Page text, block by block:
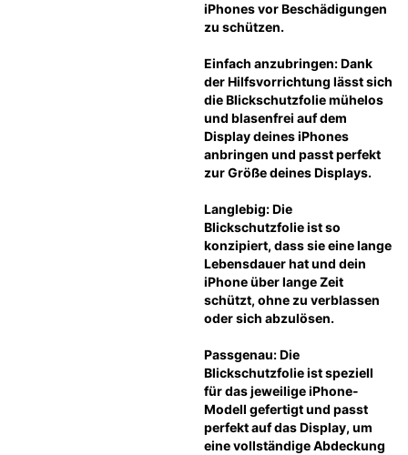
iPhones vor Beschädigungen
zu schützen.
Einfach anzubringen: Dank
der Hilfsvorrichtung lässt sich
die Blickschutzfolie mühelos
und blasenfrei auf dem
Display deines iPhones
anbringen und passt perfekt
zur Größe deines Displays.
Langlebig: Die
Blickschutzfolie ist so
konzipiert, dass sie eine lange
Lebensdauer hat und dein
iPhone über lange Zeit
schützt, ohne zu verblassen
oder sich abzulösen.
Passgenau: Die
Blickschutzfolie ist speziell
für das jeweilige iPhone-
Modell gefertigt und passt
perfekt auf das Display, um
eine vollständige Abdeckung